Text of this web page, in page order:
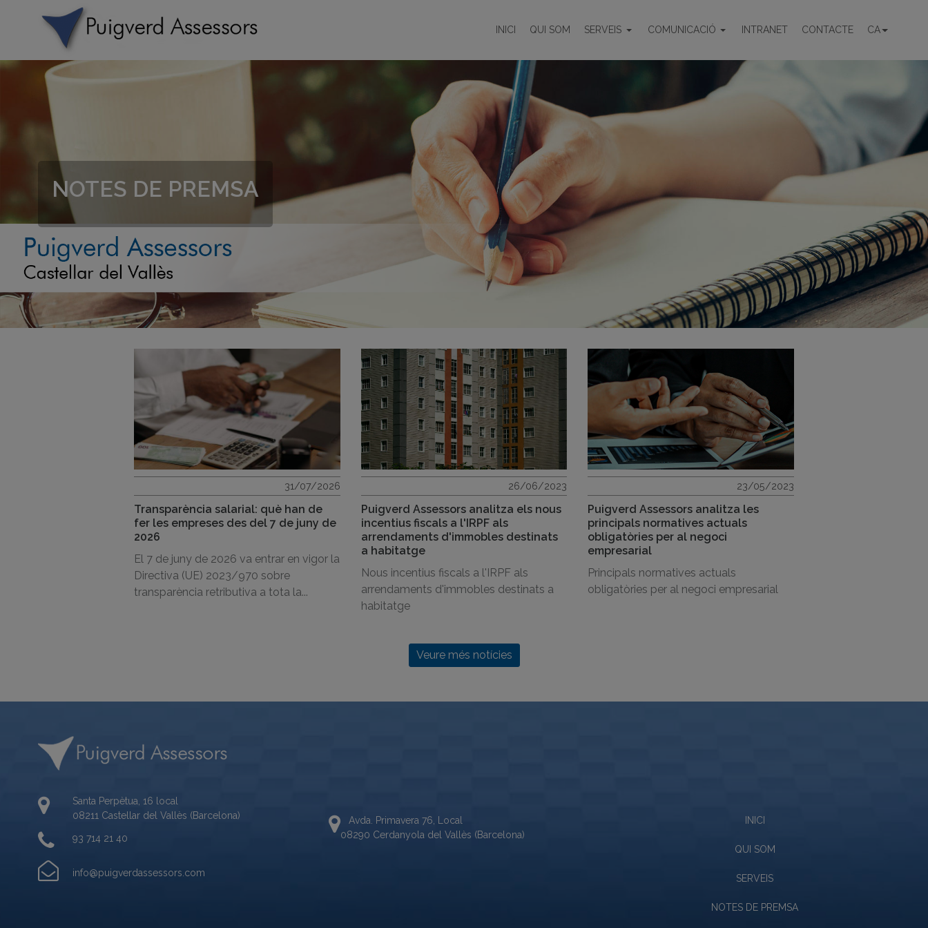
INICI QUI SOM SERVEIS COMUNICACIÓ INTRANET CONTACTE CA
NOTES DE PREMSA
31/07/2026
Transparència salarial: què han de
fer les empreses des del 7 de juny de
2026
El 7 de juny de 2026 va entrar en vigor la
Directiva (UE) 2023/970 sobre
transparència retributiva a tota la...
26/06/2023
Puigverd Assessors analitza els nous
incentius fiscals a l'IRPF als
arrendaments d'immobles destinats
a habitatge
Nous incentius fiscals a l'IRPF als
arrendaments d'immobles destinats a
habitatge
23/05/2023
Puigverd Assessors analitza les
principals normatives actuals
obligatòries per al negoci
empresarial
Principals normatives actuals
obligatòries per al negoci empresarial
Veure més notícies
Santa Perpètua, 16 local
08211 Castellar del Vallès (Barcelona)
93 714 21 40
info@puigverdassessors.com
Avda. Primavera 76, Local
08290 Cerdanyola del Vallès (Barcelona)
INICI
QUI SOM
SERVEIS
NOTES DE PREMSA